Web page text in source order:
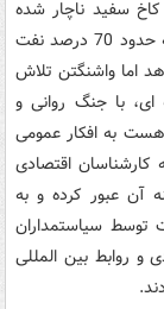
سفید ناچار شده
در نخستین گام به هشت خریدار بزرگ نفت ایران که حدود 70 درصد نفت
اما واشنگتن تلاش
با جنگ روانی و
به افکار عمومی
کارشناسان اقتصادی
آن عبور کرده و به
توسط سیاستمداران
و روابط بین المللی